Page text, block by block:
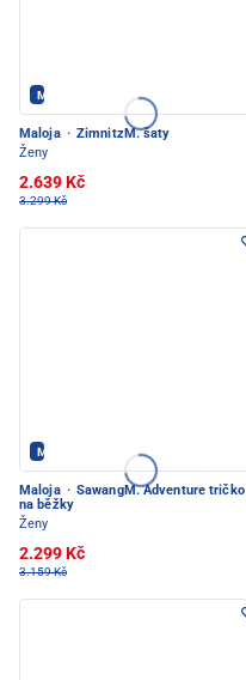
Maloja - PEC POD SNĚŽKOU
Maloja · ZimnitzM. šaty
Ženy
2.639 Kč
3.299 Kč
Maloja - PEC POD SNĚŽKOU
Maloja · SawangM. Adventure tričko
na běžky
Ženy
2.299 Kč
3.159 Kč